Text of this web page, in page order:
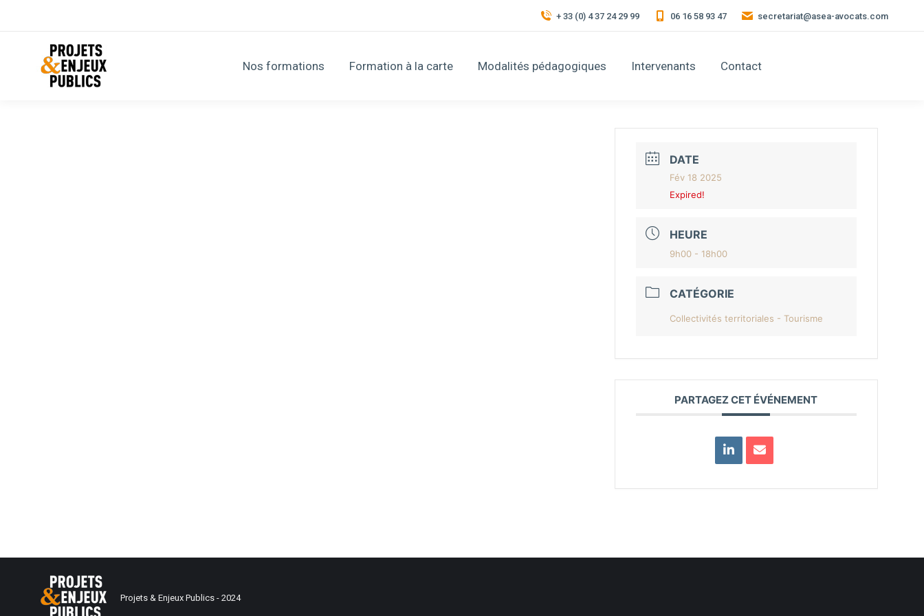
+ 33 (0) 4 37 24 29 99 06 16 58 93 47 secretariat@asea-avocats.com
Nos formations Formation à la carte Modalités pédagogiques Intervenants Contact
DATE
Fév 18 2025
Expired!
HEURE
9h00 - 18h00
CATÉGORIE
Collectivités territoriales - Tourisme
PARTAGEZ CET ÉVÉNEMENT
Projets & Enjeux Publics - 2024